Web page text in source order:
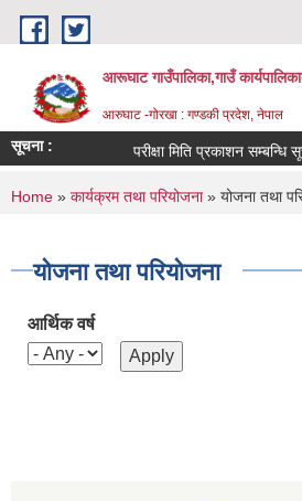
Skip to main content
आरूघाट गाउँपालिका,गाउँ
आरुघाट -गोरखा : गण्डकी प्रदेश, नेपाल
सूचना : परीक्षा मिति प्रकाशन सम्बन्धि सूचना
You are here
Home » कार्यक्रम तथा परियोजना» योजना तथा
योजना तथा परियोजना
आर्थिक वर्ष